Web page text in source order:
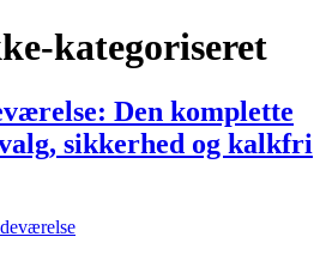
kategoriseret
Den komplette
sikkerhed og kalkfri